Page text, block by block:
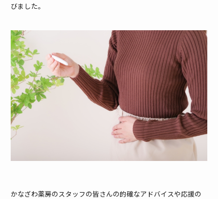
びました。
かなざわ薬房のスタッフの皆さんの的確なアドバイスや応援の